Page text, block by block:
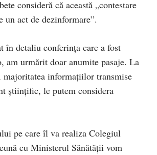
consideră că această „contestare
un act de dezinformare”.
în detaliu conferinţa care a fost
am urmărit doar anumite pasaje. La
majoritatea informaţiilor transmise
ştiinţific, le putem considera
pe care îl va realiza Colegiul
cu Ministerul Sănătăţii vom